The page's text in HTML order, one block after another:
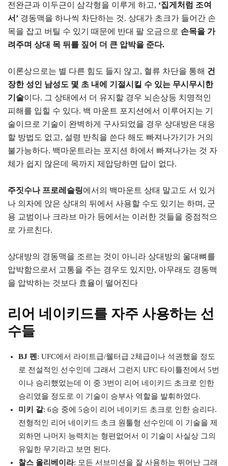
전완근과 이두근이 삼각형을 이루게 하고, ‘집게처럼 조여
서’ 경동맥을 하나씩 차단하는 것. 상대가 초크가 들어간 손
목을 잡고 버틸 수 있기 때문에 반대 팔 오금으로 손목을 가
려주며 상대 목 뒤를 짚어 더 큰 압박을 준다.
이론상으로는 별 다른 힘도 들지 않고, 혈류 차단을 통해 건
장한 성인 남성도 몇 초 내에 기절시킬 수 있는 무시무시한
기술이다. 그 상태에서 더 유지할 경우 뇌손상등 치명적인
피해를 입힐 수 있다. 백 마운트 포지션에서 이루어지는 기
술이므로 기술이 완벽하게 구사되었을 경우 상대방은 대응
할 방법도 없고, 설령 반칙을 쓴다 해도 빠져나가기가 거의
불가능하다. 백마운트라는 포지션 하에서 빠져나가는 것 자
체가 쉽지 않은데 목까지 제압당하면 답이 없다.
주짓수나 프로레슬링에서의 백마운트 상태 말고도 서 있거
나 의자에 앉은 상대의 뒤에서 사용할 수도 있기는 하며, 군
용 교범이나 크라브 마가 등에서는 이러한 것들을 중점적으
로 가르친다.
상대방의 경동맥을 조르는 것이 아니라 상대방의 울대뼈를
압박함으로서 고통을 주는 경우도 있지만, 아무래도 경동맥
을 압박하는 것보다 효율이 떨어진다
리어 네이키드를 자주 사용하는 선
수들
BJ 펜: UFC에서 라이트급/웰터급 2체급이나 석권했을 정도
로 전설적인 선수인데 그래서 그런지 UFC 타이틀전에서 5번
이나 승리했었는데 이 중 3번이 리어 네이키드 초크로 인한
승리였을 정도로 이 기술이 승부사 역할을 발휘하였다.
미키 갈: 6승 중에 5승이 리어 네이키드 초크로 인한 승리다.
전형적인 리어 네이키드 초크 원툴형 선수인데 이 기술을 제
외하면 나머지 능력치는 형편없어서 이 기술이 사실상 그의
유일한 무기라고 보면 된다.
찰스 올리베이라: 모든 서브미션을 잘 사용하는 뛰어난 그래